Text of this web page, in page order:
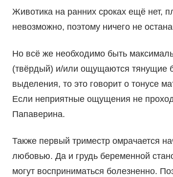
Животика на ранних сроках ещё нет,
невозможно, поэтому ничего не
Но всё же необходимо быть
(твёрдый) и/или ощущаются тянущие
выделения, то это говорит о тонусе
Если неприятные ощущения не
Папаверина.
Также первый триместр омрачается
любовью. Да и грудь беременной
могут восприниматься болезненно.